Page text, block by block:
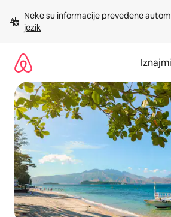
sadržaj
Neke su informacije prevedene
jezik